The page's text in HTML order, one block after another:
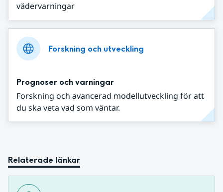
vädervarningar
Forskning och utveckling
Prognoser och varningar
Forskning och avancerad modellutveckling för att
du ska veta vad som väntar.
Relaterade länkar